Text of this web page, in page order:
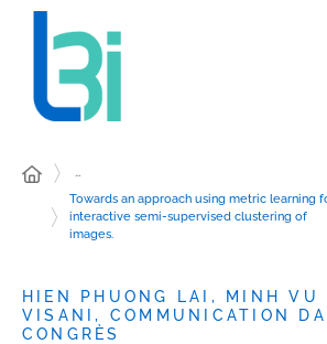
…
Towards an approach using metric learning
interactive semi-supervised clustering of
images.
HIEN PHUONG LAI, MINH VU
VISANI, COMMUNICATION
CONGRÈS